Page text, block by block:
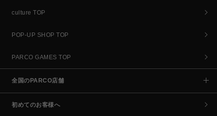
culture TOP
POP-UP SHOP TOP
PARCO GAMES TOP
全国のPARCO店舗
初めてのお客様へ